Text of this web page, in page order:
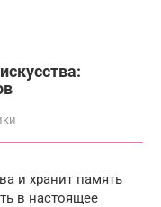
и хранит память
в настоящее